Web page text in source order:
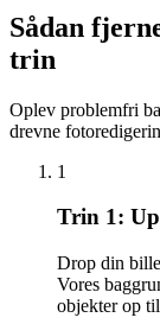
Sådan
trin
Oplev problemfri
drevne
1
Trin 1:
Drop din
Vores
objekter op